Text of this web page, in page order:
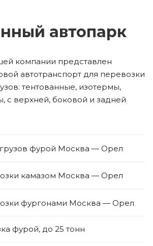
автопарк
компании представлен
автотранспорт для перевозки
тентованные, изотермы,
с верхней, боковой и задней
фурой, до 25 тонн